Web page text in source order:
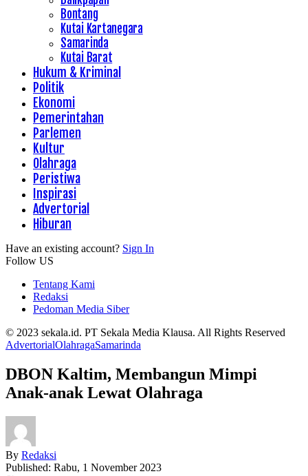
Bontang
Kutai Kartanegara
Samarinda
Kutai Barat
Hukum & Kriminal
Politik
Ekonomi
Pemerintahan
Parlemen
Kultur
Olahraga
Peristiwa
Inspirasi
Advertorial
Hiburan
Have an existing account? Sign In
Follow US
Tentang Kami
Redaksi
Pedoman Media Siber
© 2023 sekala.id. PT Sekala Media Klausa. All Rights Reserved
AdvertorialOlahragaSamarinda
DBON Kaltim, Membangun Mimpi
Anak-anak Lewat Olahraga
By Redaksi
Published: Rabu, 1 November 2023